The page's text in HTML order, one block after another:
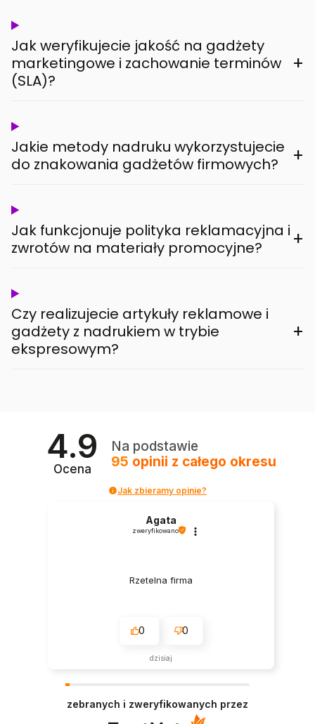
Jak weryfikujecie jakość na gadżety
marketingowe i zachowanie terminów
(SLA)?
+
Jakie metody nadruku wykorzystujecie
do znakowania gadżetów firmowych?
+
Jak funkcjonuje polityka reklamacyjna i
zwrotów na materiały promocyjne?
+
Czy realizujecie artykuły reklamowe i
gadżety z nadrukiem w trybie
ekspresowym?
+
4.9
Ocena
Na podstawie
95 opinii z całego okresu
Jak zbieramy opinie?
Agata
zweryfikowano
Rzetelna firma
0 0
dzisiaj
zebranych i zweryfikowanych przez